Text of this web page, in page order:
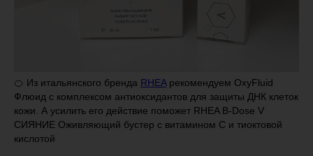
🍊 Из итальянского бренда RHEAрекомендуем OxyFluid
Флюид с комплексом антиоксидантов для защиты ДНК клеток
кожи. А усилить его действие поможет RHEA B-Dose V
СИЯНИЕ Оживляющий бустер с витамином С и тиоктовой
кислотой